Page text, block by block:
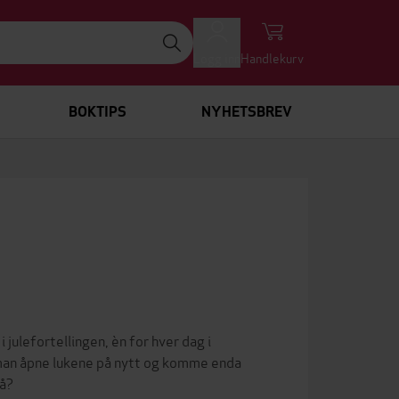
Handlekurv
BOKTIPS NYHETSBREV
julefortellingen, èn for hver dag i
åpne lukene på nytt og komme enda